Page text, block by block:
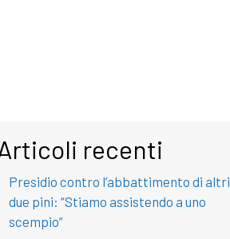
recenti
Presidio contro l’abbattimento di altri
due pini: “Stiamo assistendo a uno
scempio”